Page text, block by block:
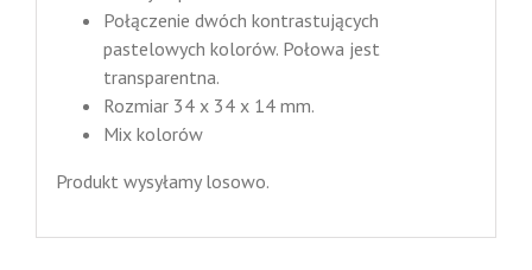
Połączenie dwóch kontrastujących
pastelowych kolorów. Połowa jest
transparentna.
Rozmiar 34 x 34 x 14 mm.
Mix kolorów
Produkt wysyłamy losowo.